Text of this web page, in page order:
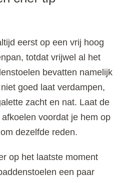
eerst op een vrij hoog
totdat vrijwel al het
bevatten namelijk
goed laat verdampen,
zacht en nat. Laat de
voordat je hem op
dezelfde reden.
op het laatste moment
een paar